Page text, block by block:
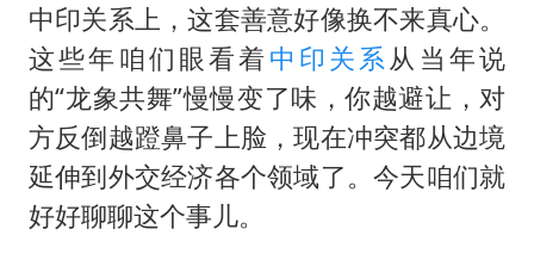
五粮液渠道价一箱上涨近百元
法国下周开始禁止未经同意的电话营销
贵州轮胎子公司获美国退税8136万
郑国霖回应去景区上班被保安拦下
中印关系上，这套善意好像换不来真心。
这些年咱们眼看着 中印关系从当年说
的“龙象共舞”慢慢变了味，你越避让，对
方反倒越蹬鼻子上脸，现在冲突都从边境
延伸到外交经济各个领域了。今天咱们就
好好聊聊这个事儿。